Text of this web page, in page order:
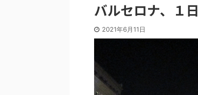
バルセロナ、１
2021年6月11日